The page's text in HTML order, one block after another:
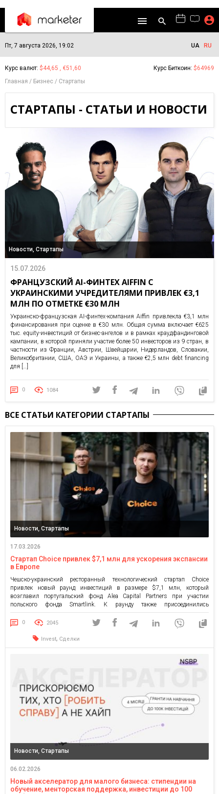
Пт, 7 августа 2026, 19:02 UA RU
Курс валют: $44,65 , €51,60 Курс Биткоин: $64969
Главная
Бизнес Стартапы
СТАРТАПЫ - СТАТЬИ И НОВОСТИ
Новости, Стартапы
15.07.2026
ФРАНЦУЗСКИЙ AI-ФИНТЕХ AIFFIN С
УКРАИНСКИМИ УЧРЕДИТЕЛЯМИ ПРИВЛЕК €3,1
МЛН ПО ОТМЕТКЕ €30 МЛН
Украинско-французская AI-финтех-компания Aiffin привлекла €3,1 млн
финансирования при оценке в €30 млн. Общая сумма включает €625
тыс. equity-инвестиций от бизнес-ангелов и в рамках краудфандинговой
кампании, в которой приняли участие более 50 инвесторов из 9 стран, в
частности из Франции, Австрии, Швейцарии, Нидерландов, Словакии,
Великобритании, США, ОАЭ и Украины, а также €2,5 млн debt financing
для […]
0 1084
ВСЕ СТАТЬИ КАТЕГОРИИ СТАРТАПЫ
Новости, Стартапы
17.03.2026
Стартап Choice привлек $7,1 млн для ускорения экспансии
в Европе
Чешско-украинский ресторанный технологический стартап Choice
привлек новый раунд инвестиций в размере $7,1 млн, который
возглавил португальский фонд Alea Capital Partners при участии
польского фонда Smartlink. К раунду также присоединились
существующие инвесторы Reflex Capital и J&T Ventures. Всего на
сегодняшний день компания привлекла $11,6 млн инвестиций. Среди
текущих инвесторов стартапа: Reflex Capital, J&T Ventures, Presto Ventures,
0 2045
Invest, Сделки
Новости, Стартапы
06.02.2026
Новый акселератор для малого бизнеса: стипендии на
обучение, менторская поддержка, инвестиции до 100